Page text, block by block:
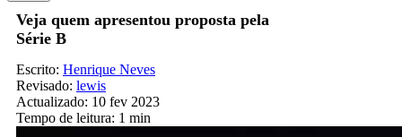
Veja quem apresentou proposta pela
Série B
Escrito: Henrique Neves
Revisado: lewis
Actualizado: 10 fev 2023
Tempo de leitura: 1 min